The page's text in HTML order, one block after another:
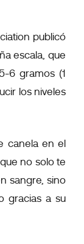
publicó
escala, que
6 gramos (1
los niveles
canela en el
no solo te
sangre, sino
gracias a su